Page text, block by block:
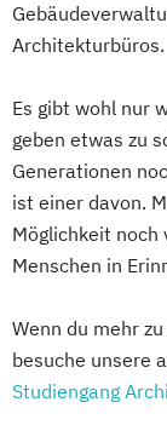
Architekturbüros.
Es gibt wohl nur
geben etwas zu
Generationen
ist einer davon.
Möglichkeit noch
Menschen in
Wenn du mehr
besuche unsere
Studiengang